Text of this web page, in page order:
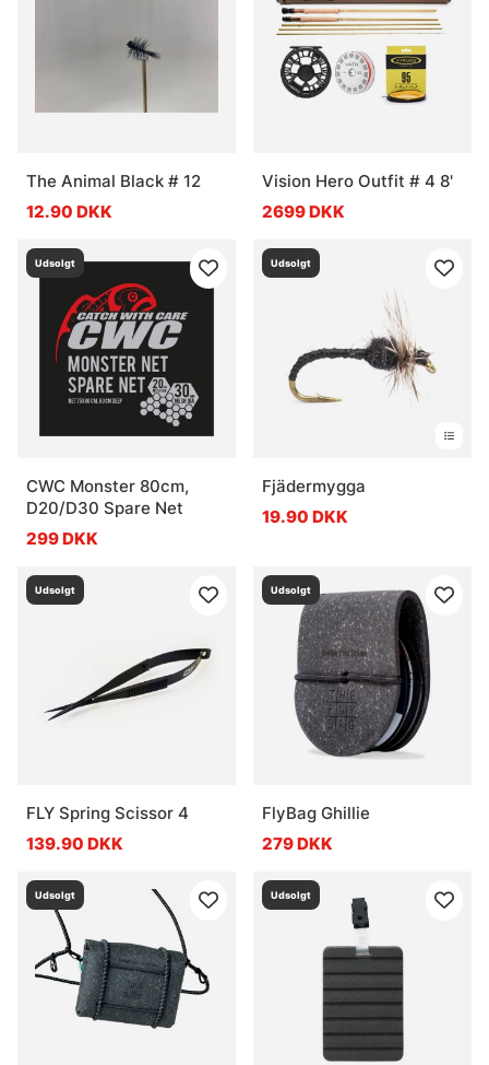
The Animal Black # 12
12.90 DKK
Vision Hero Outfit # 4 8'
2699 DKK
Udsolgt
CWC Monster 80cm,
D20/D30 Spare Net
299 DKK
Udsolgt
Fjädermygga
19.90 DKK
Udsolgt
FLY Spring Scissor 4
139.90 DKK
Udsolgt
FlyBag Ghillie
279 DKK
Udsolgt Udsolgt